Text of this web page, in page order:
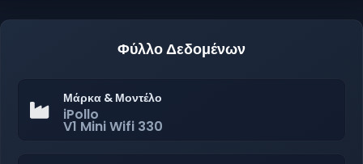
Φύλλο Δεδομένων
Μάρκα & Μοντέλο
iPollo
V1 Mini Wifi 330